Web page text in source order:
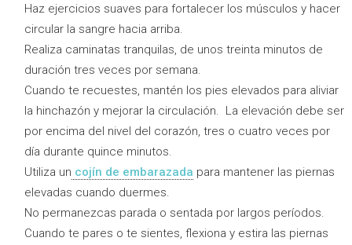
Haz ejercicios suaves para fortalecer los músculos y hacer
circular la sangre hacia arriba.
Realiza caminatas tranquilas, de unos treinta minutos de
duración tres veces por semana.
Cuando te recuestes, mantén los pies elevados para aliviar
la hinchazón y mejorar la circulación. La elevación debe ser
por encima del nivel del corazón, tres o cuatro veces por
día durante quince minutos.
Utiliza un cojín de embarazada para mantener las piernas
elevadas cuando duermes.
No permanezcas parada o sentada por largos períodos.
Cuando te pares o te sientes, flexiona y estira las piernas